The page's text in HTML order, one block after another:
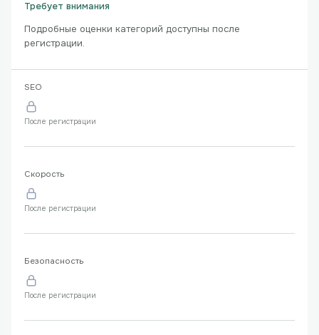
Требует внимания
Подробные оценки категорий доступны после
регистрации.
SEO
После регистрации
Скорость
После регистрации
Безопасность
После регистрации